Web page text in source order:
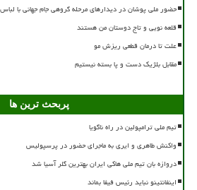
حضور ملی پوشان در دیدارهای مرحله گروهی جام جهانی با
قلعه نویی و تاج دوستان من هستند
علت تا درمان قطعی ریزش مو
مقابل بلژیک دست و پا بسته نیستیم
پربحث ترین ها
تیم ملی ترامپولین در راه ناگویا
واکنش طاهری و ایری به ماجرای حضور در پرسپولیس
دروازه بان تیم ملی هاکی ایران بهترین گلر آسیا شد
اینفانتینو نباید رئیس فیفا بماند